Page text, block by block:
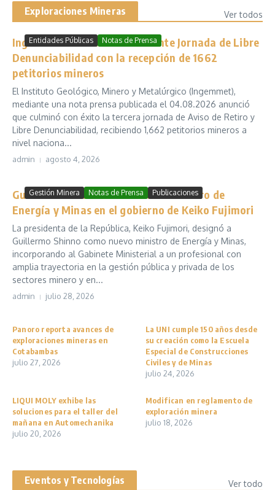
Exploraciones Mineras Ver todos
Entidades Públicas Notas de Prensa
Ingemmet culmina exitosamente Jornada de Libre
Denunciabilidad con la recepción de 1662
petitorios mineros
El Instituto Geológico, Minero y Metalúrgico (Ingemmet),
mediante una nota prensa publicada el 04.08.2026 anunció
que culminó con éxito la tercera jornada de Aviso de Retiro y
Libre Denunciabilidad, recibiendo 1,662 petitorios mineros a
nivel naciona...
admin agosto 4, 2026
Gestión Minera Notas de Prensa Publicaciones
Guillermo Shinno es nombrado Ministro de
Energía y Minas en el gobierno de Keiko Fujimori
La presidenta de la República, Keiko Fujimori, designó a
Guillermo Shinno como nuevo ministro de Energía y Minas,
incorporando al Gabinete Ministerial a un profesional con
amplia trayectoria en la gestión pública y privada de los
sectores minero y en...
admin julio 28, 2026
Panoro reporta avances de
exploraciones mineras en
Cotabambas
julio 27, 2026
La UNI cumple 150 años desde
su creación como la Escuela
Especial de Construcciones
Civiles y de Minas
julio 24, 2026
LIQUI MOLY exhibe las
soluciones para el taller del
mañana en Automechanika
julio 20, 2026
Modifican en reglamento de
exploración minera
julio 18, 2026
Eventos y Tecnologías Ver todo